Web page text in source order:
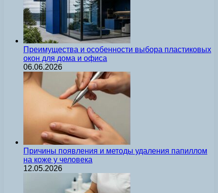
Преимущества и особенности выбора пластиковых
окон для дома и офиса
06.06.2026
Причины появления и методы удаления папиллом
на коже у человека
12.05.2026